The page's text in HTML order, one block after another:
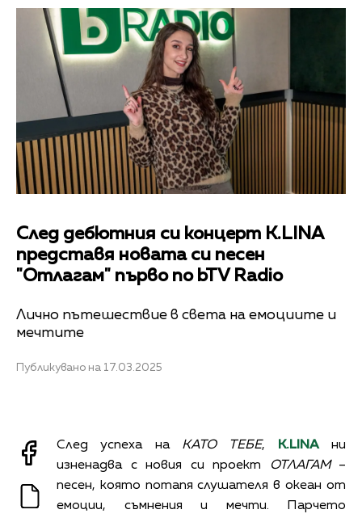
След дебютния си концерт K.LINA
представя новата си песен
"Отлагам" първо по bTV Radio
Лично пътешествие в света на емоциите и
мечтите
Публикувано на 17.03.2025
След успеха наКАТО ТЕБЕ, K.LINAни
изненадва с новия си проект
ОТЛАГАМ–
песен, която потапя слушателя в океан от
емоции, съмнения и мечти. Парчето